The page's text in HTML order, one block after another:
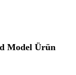
Model Ürün